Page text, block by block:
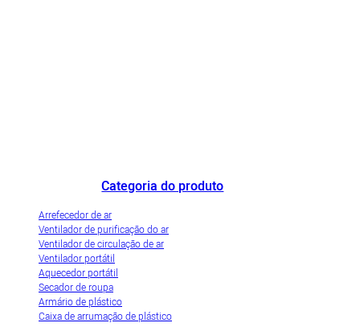
Categoria do produto
Arrefecedor de ar
Ventilador de purificação do ar
Ventilador de circulação de ar
Ventilador portátil
Aquecedor portátil
Secador de roupa
Armário de plástico
Caixa de arrumação de plástico